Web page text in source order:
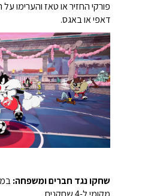
דאפי או באגס.
שחקו נגד חברים ומשפחה: